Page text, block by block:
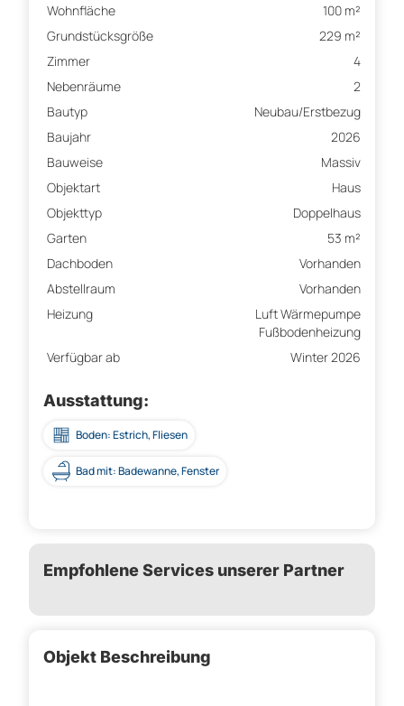
Wohnfläche
100 m²
Grundstücksgröße
229 m²
Zimmer
4
Nebenräume
2
Bautyp
Neubau/Erstbezug
Baujahr
2026
Bauweise
Massiv
Objektart
Haus
Objekttyp
Doppelhaus
Garten
53 m²
Dachboden
Vorhanden
Abstellraum
Vorhanden
Heizung
Luft Wärmepumpe
Fußbodenheizung
Verfügbar ab
Winter 2026
Ausstattung:
Boden: Estrich, Fliesen
Bad mit: Badewanne, Fenster
Empfohlene Services unserer Partner
Objekt Beschreibung